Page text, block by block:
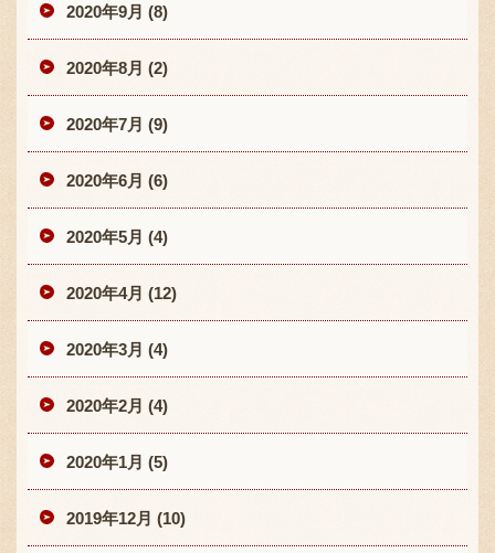
2020年9月 (8)
2020年8月 (2)
2020年7月 (9)
2020年6月 (6)
2020年5月 (4)
2020年4月 (12)
2020年3月 (4)
2020年2月 (4)
2020年1月 (5)
2019年12月 (10)